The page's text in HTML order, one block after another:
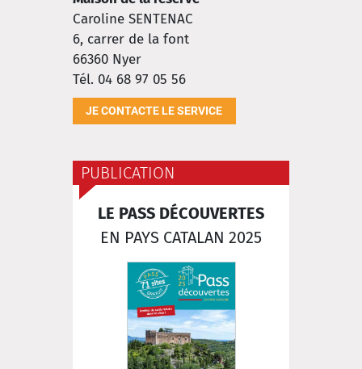
Caroline SENTENAC
6, carrer de la font
66360 Nyer
Tél. 04 68 97 05 56
JE CONTACTE LE SERVICE
PUBLICATION
LE PASS DÉCOUVERTES
EN PAYS CATALAN 2025